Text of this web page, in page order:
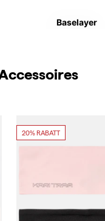
Baselayer
20% RABATT